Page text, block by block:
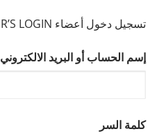
تسجيل دخول أعضاء MEMBER’S LOGIN
إسم الحساب أو البريد الالكتروني
كلمة السر